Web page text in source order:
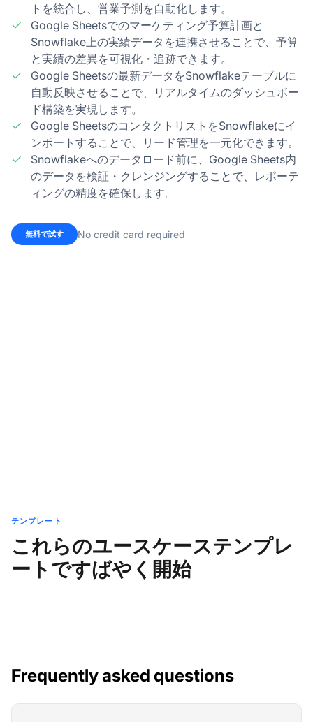
トを統合し、営業予測を自動化します。
Google Sheetsでのマーケティング予算計画と
Snowflake上の実績データを連携させることで、予算
と実績の差異を可視化・追跡できます。
Google Sheetsの最新データをSnowflakeテーブルに
自動反映させることで、リアルタイムのダッシュボー
ド構築を実現します。
Google SheetsのコンタクトリストをSnowflakeにイ
ンポートすることで、リード管理を一元化できます。
Snowflakeへのデータロード前に、Google Sheets内
のデータを検証・クレンジングすることで、レポーテ
ィングの精度を確保します。
無料で試す No credit card required
テンプレート
これらのユースケーステンプレ
ートですばやく開始
Frequently asked questions